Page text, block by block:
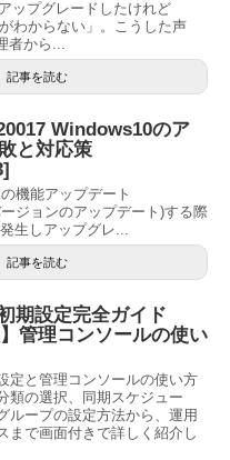
ップグレードしたけれど
わからない」。こうした声
者から...
記事を読む
Windows10のア
と対応策
機能アップデート
ジョンのアップデート)する際
生しアップグレ...
記事を読む
期設定完全ガイド
】管理コンソールの使い
定と管理コンソールの使い方
類の選択、同期スケジュー
ループの設定方法から、運用
まで画面付きで詳しく紹介し